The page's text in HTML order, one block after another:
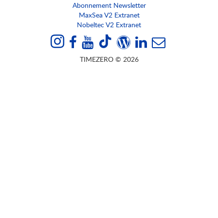
Abonnement Newsletter
MaxSea V2 Extranet
Nobeltec V2 Extranet
TIMEZERO © 2026